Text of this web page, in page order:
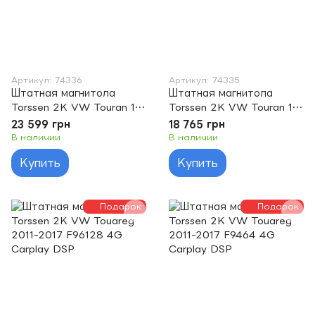
Артикул: 74336
Штатная магнитола
Torssen 2K VW Touran 1
(2003-2010) F96128 4G
Carplay DSP
23 599 грн
В наличии
Купить
Артикул: 74335
Штатная магнитола
Torssen 2K VW Touran 1
(2003-2010) F9464 4G
Carplay DSP
18 765 грн
В наличии
Купить
Подарок Подарок